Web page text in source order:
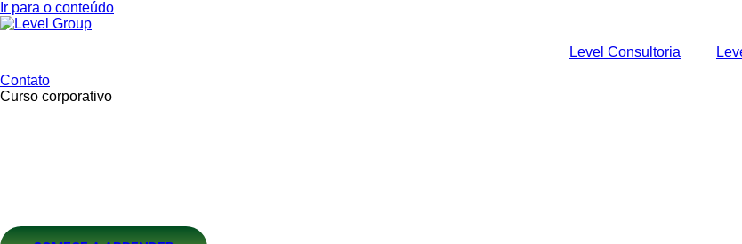
Ir para o conteúdo
Level Consultoria
Contato
Curso corporativo